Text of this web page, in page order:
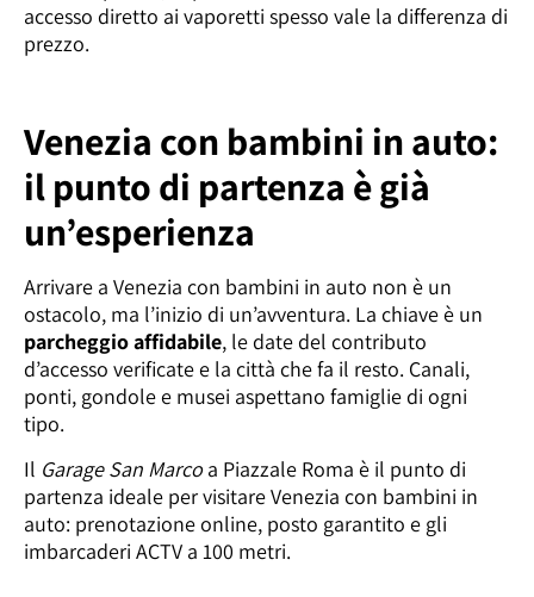
accesso diretto ai vaporetti spesso vale la differenza di
prezzo.
Venezia con bambini in auto:
il punto di partenza è già
un’esperienza
Arrivare a Venezia con bambini in auto non è un
ostacolo, ma l’inizio di un’avventura. La chiave è un
parcheggio affidabile, le date del contributo
d’accesso verificate e la città che fa il resto. Canali,
ponti, gondole e musei aspettano famiglie di ogni
tipo.
Il Garage San Marcoa Piazzale Roma è il punto di
partenza ideale per visitare Venezia con bambini in
auto: prenotazione online, posto garantito e gli
imbarcaderi ACTV a 100 metri.